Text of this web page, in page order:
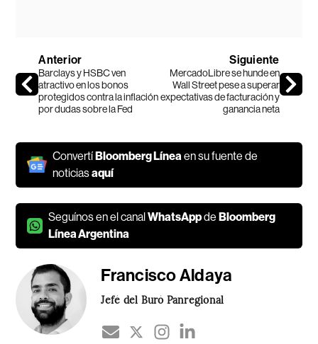
Anterior
Barclays y HSBC ven
atractivo en los bonos
protegidos contra la inflación
por dudas sobre la Fed
Siguiente
MercadoLibre se hunde en
Wall Street pese a superar
expectativas de facturación y
ganancia neta
ConvertíBloomberg Línea en su fuente de
noticiasaquí
Seguínos en el canalWhatsAppdeBloomberg
Línea Argentina
Francisco Aldaya
Jefé del Buró Panregional